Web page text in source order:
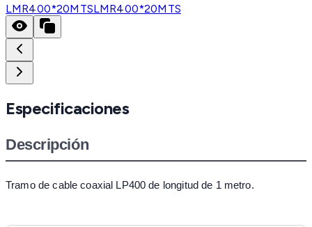
LMR400*20MTSLMR400*20MTS
Especificaciones
Descripción
Tramo de cable coaxial LP400 de longitud de 1 metro.